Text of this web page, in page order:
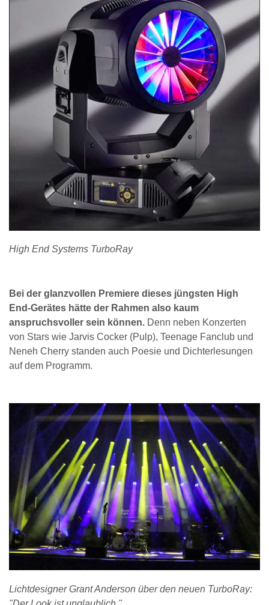
High End Systems TurboRay
Bei der glanzvollen Premiere dieses jüngsten High
End-Gerätes hätte der Rahmen also kaum
anspruchsvoller sein können. Denn neben Konzerten
von Stars wie Jarvis Cocker (Pulp), Teenage Fanclub und
Neneh Cherry standen auch Poesie und Dichterlesungen
auf dem Programm.
Lichtdesigner Grant Anderson über den neuen TurboRay: